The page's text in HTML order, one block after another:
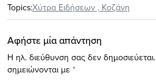
Topics:Xύτρα Ειδήσεων , Κοζάνη
Αφήστε μία απάντηση
Η ηλ. διεύθυνση σας δεν δημοσιεύεται.
σημειώνονται με *